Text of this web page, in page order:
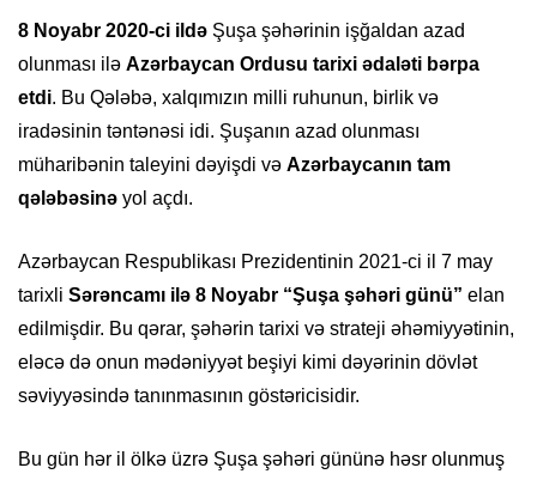
8 Noyabr 2020-ci ildə Şuşa şəhərinin işğaldan azad
olunması ilə Azərbaycan Ordusu tarixi ədaləti bərpa
etdi. Bu Qələbə, xalqımızın milli ruhunun, birlik və
iradəsinin təntənəsi idi. Şuşanın azad olunması
müharibənin taleyini dəyişdi və Azərbaycanın tam
qələbəsinə yol açdı.
Azərbaycan Respublikası Prezidentinin 2021-ci il 7 may
tarixli Sərəncamı ilə 8 Noyabr “Şuşa şəhəri günü” elan
edilmişdir. Bu qərar, şəhərin tarixi və strateji əhəmiyyətinin,
eləcə də onun mədəniyyət beşiyi kimi dəyərinin dövlət
səviyyəsində tanınmasının göstəricisidir.
Bu gün hər il ölkə üzrə Şuşa şəhəri gününə həsr olunmuş